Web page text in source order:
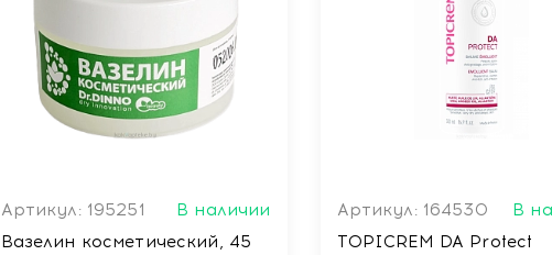
Артикул: 195251
В наличии
Вазелин косметический, 45
Артикул: 164530
В
TOPICREM DA Protect